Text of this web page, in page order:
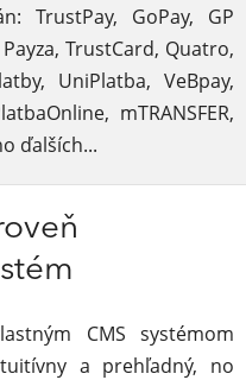
TrustPay, GoPay, GP
TrustCard, Quatro,
UniPlatba, VeBpay,
mTRANSFER,
ďalších...
CMS systémom
a prehľadný, no